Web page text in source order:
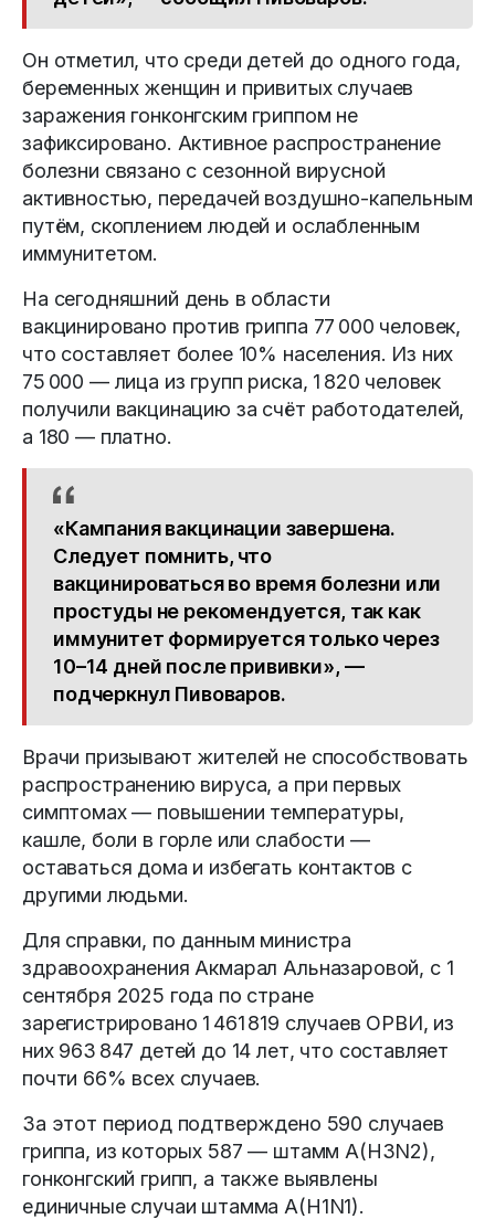
Он отметил, что среди детей до одного года,
беременных женщин и привитых случаев
заражения гонконгским гриппом не
зафиксировано. Активное распространение
болезни связано с сезонной вирусной
активностью, передачей воздушно-капельным
путём, скоплением людей и ослабленным
иммунитетом.
На сегодняшний день в области
вакцинировано против гриппа 77 000 человек,
что составляет более 10% населения. Из них
75 000 — лица из групп риска, 1 820 человек
получили вакцинацию за счёт работодателей,
а 180 — платно.
«Кампания вакцинации завершена.
Следует помнить, что
вакцинироваться во время болезни или
простуды не рекомендуется, так как
иммунитет формируется только через
10–14 дней после прививки», —
подчеркнул Пивоваров.
Врачи призывают жителей не способствовать
распространению вируса, а при первых
симптомах — повышении температуры,
кашле, боли в горле или слабости —
оставаться дома и избегать контактов с
другими людьми.
Для справки, по данным министра
здравоохранения Акмарал Альназаровой, с 1
сентября 2025 года по стране
зарегистрировано 1 461 819 случаев ОРВИ, из
них 963 847 детей до 14 лет, что составляет
почти 66% всех случаев.
За этот период подтверждено 590 случаев
гриппа, из которых 587 — штамм A(H3N2),
гонконгский грипп, а также выявлены
единичные случаи штамма A(H1N1).